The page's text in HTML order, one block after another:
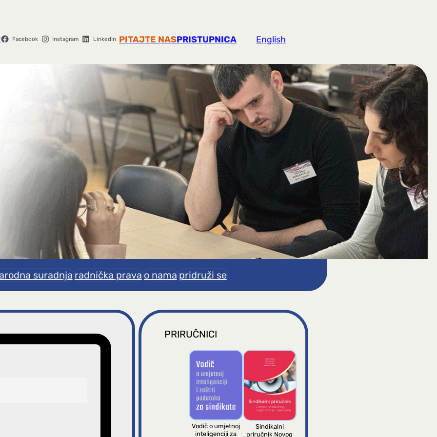
Facebook Instagram LinkedIn PITAJTE NASPRISTUPNICA English
suradnja radnička prava o nama pridruži se
PRIRUČNICI
Vodič o umjetnoj
inteligenciji za
Sindikalni
priručnik Novog